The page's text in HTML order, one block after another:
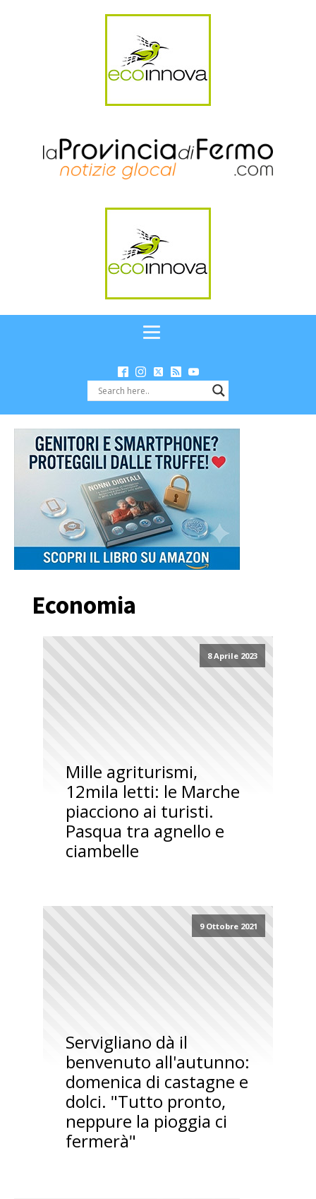
Economia
8 Aprile 2023
Mille agriturismi,
12mila letti: le Marche
piacciono ai turisti.
Pasqua tra agnello e
ciambelle
9 Ottobre 2021
Servigliano dà il
benvenuto all'autunno:
domenica di castagne e
dolci. "Tutto pronto,
neppure la pioggia ci
fermerà"